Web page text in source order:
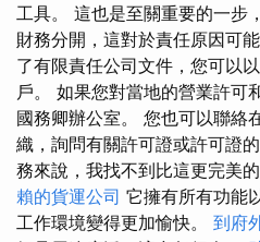
工具。 這也是至關重要的一步
財務分開，這對於責任原因可
了有限責任公司文件，您可以
戶。 如果您對當地的營業許可
國務卿辦公室。 您也可以聯絡
織，詢問有關許可證或許可證
務來說，我找不到比這更完美
賴的貨運公司 它擁有所有功能
工作環境變得更加愉快。 到府